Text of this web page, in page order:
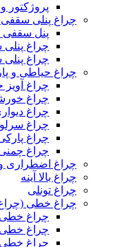
پروژکتور
چراغ پنلی سقفی
پنل سقفی 60*60 LED
چراغ پنلی
چراغ
چراغ حیاطی و
چراغ
چراغ
چراغ
چراغ
چراغ
چراغ
چراغ اضطراری
چراغ بالا آینه
چراغ تونلی
چراغ خطی (چراغ
چراغ خطی
چراغ خطی
چراغ خطی